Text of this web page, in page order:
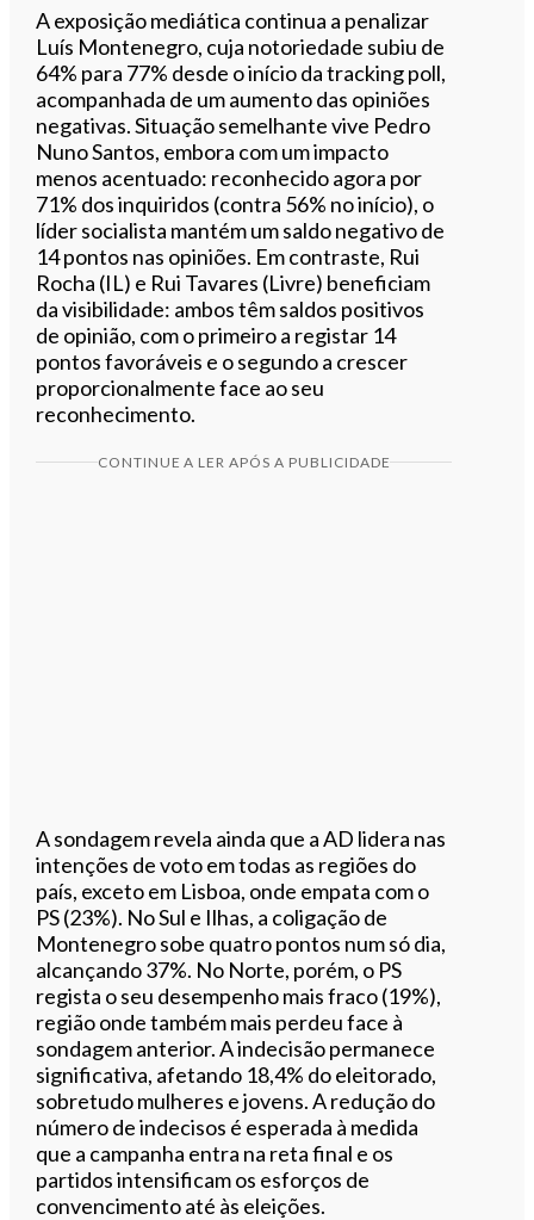
A exposição mediática continua a penalizar
Luís Montenegro, cuja notoriedade subiu de
64% para 77% desde o início da tracking poll,
acompanhada de um aumento das opiniões
negativas. Situação semelhante vive Pedro
Nuno Santos, embora com um impacto
menos acentuado: reconhecido agora por
71% dos inquiridos (contra 56% no início), o
líder socialista mantém um saldo negativo de
14 pontos nas opiniões. Em contraste, Rui
Rocha (IL) e Rui Tavares (Livre) beneficiam
da visibilidade: ambos têm saldos positivos
de opinião, com o primeiro a registar 14
pontos favoráveis e o segundo a crescer
proporcionalmente face ao seu
reconhecimento.
CONTINUE A LER APÓS A PUBLICIDADE
A sondagem revela ainda que a AD lidera nas
intenções de voto em todas as regiões do
país, exceto em Lisboa, onde empata com o
PS (23%). No Sul e Ilhas, a coligação de
Montenegro sobe quatro pontos num só dia,
alcançando 37%. No Norte, porém, o PS
regista o seu desempenho mais fraco (19%),
região onde também mais perdeu face à
sondagem anterior. A indecisão permanece
significativa, afetando 18,4% do eleitorado,
sobretudo mulheres e jovens. A redução do
número de indecisos é esperada à medida
que a campanha entra na reta final e os
partidos intensificam os esforços de
convencimento até às eleições.